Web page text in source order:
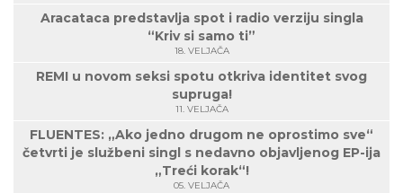
Aracataca predstavlja spot i radio verziju singla
“Kriv si samo ti”
18. VELJAČA
REMI u novom seksi spotu otkriva identitet svog
supruga!
11. VELJAČA
FLUENTES: „Ako jedno drugom ne oprostimo sve“
četvrti je službeni singl s nedavno objavljenog EP-ija
„Treći korak“!
05. VELJAČA